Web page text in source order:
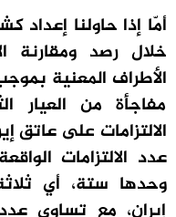
أمّا إذا حاولنا إعداد
خلال رصد ومقارنة
الأطراف المعنية
مفاجأة من
الالتزامات على عاتق
عدد الالتزامات
وحدها ستة، أي